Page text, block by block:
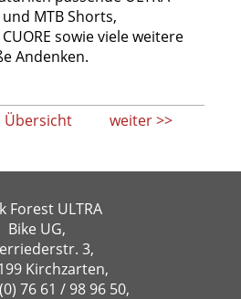
MTB Shorts,
sowie viele weitere
Andenken.
weiter >>
Übersicht
Forest ULTRA
Bike UG,
3,
Kirchzarten,
76 61 / 98 96 50,